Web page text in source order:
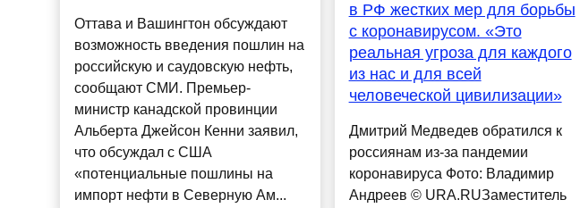
Оттава и Вашингтон обсуждают
возможность введения пошлин на
российскую и саудовскую нефть,
сообщают СМИ. Премьер-
министр канадской провинции
Альберта Джейсон Кенни заявил,
что обсуждал с США
«потенциальные пошлины на
импорт нефти в Северную Ам...
в РФ жестких мер для борьбы
с коронавирусом. «Это
реальная угроза для каждого
из нас и для всей
человеческой цивилизации»
Дмитрий Медведев обратился к
россиянам из-за пандемии
коронавируса Фото: Владимир
Андреев © URA.RUЗаместитель